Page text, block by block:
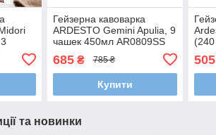
Гейзерна кавоварка
ARDESTO Gemini Apulia, 9
чашек 450мл AR0809SS
685₴ 785 ₴
Купити
з
505
та новинки